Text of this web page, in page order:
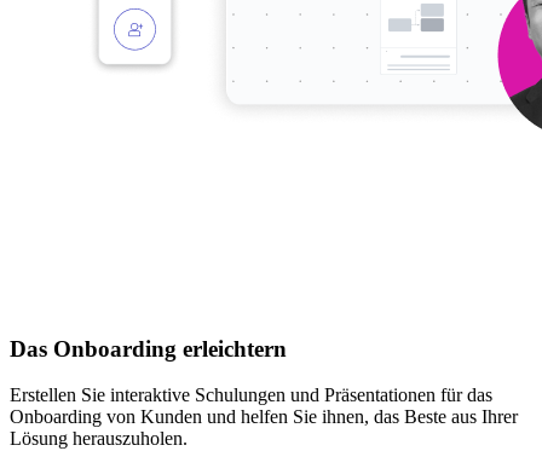
Das Onboarding erleichtern
Erstellen Sie interaktive Schulungen und Präsentationen für das
Onboarding von Kunden und helfen Sie ihnen, das Beste aus Ihrer
Lösung herauszuholen.